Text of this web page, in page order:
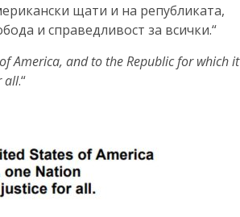
щати и на републиката,
и справедливост за всички.“
America, and to the Republic for which it
all.“